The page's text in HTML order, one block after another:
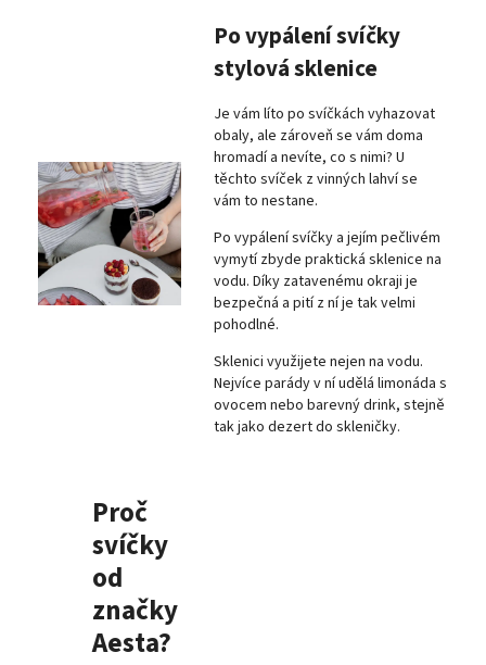
Po vypálení svíčky
stylová sklenice
Je vám líto po svíčkách vyhazovat
obaly, ale zároveň se vám doma
hromadí a nevíte, co s nimi? U
těchto svíček z vinných lahví se
vám to nestane.
Po vypálení svíčky a jejím pečlivém
vymytí zbyde praktická sklenice na
vodu. Díky zatavenému okraji je
bezpečná a pití z ní je tak velmi
pohodlné.
Sklenici využijete nejen na vodu.
Nejvíce parády v ní udělá limonáda s
ovocem nebo barevný drink, stejně
tak jako dezert do skleničky.
Proč
svíčky
od
značky
Aesta?